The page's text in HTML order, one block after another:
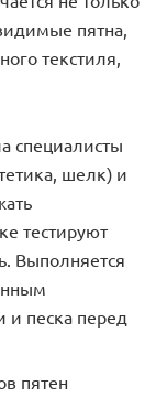
пятна,
текстиля,
специалисты
шелк) и
тестируют
Выполняется
и песка перед
пятен